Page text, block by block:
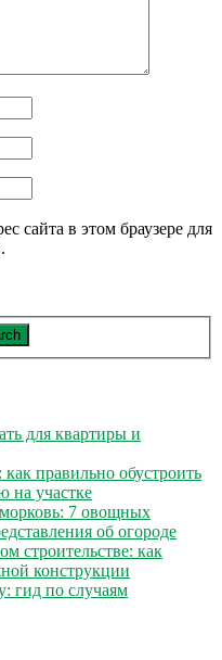
сайта в этом браузере для
для квартиры и
правильно обустроить
участке
7 овощных
об огороде
строительстве: как
конструкции
гид по случаям